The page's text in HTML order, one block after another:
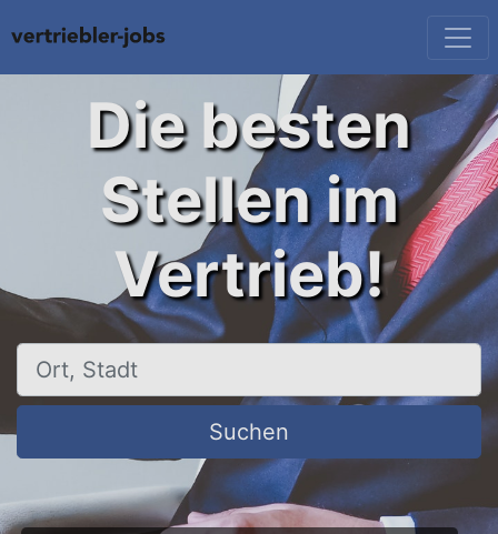
Die besten
Stellen im
Vertrieb!
Ort, Stadt
Suchen